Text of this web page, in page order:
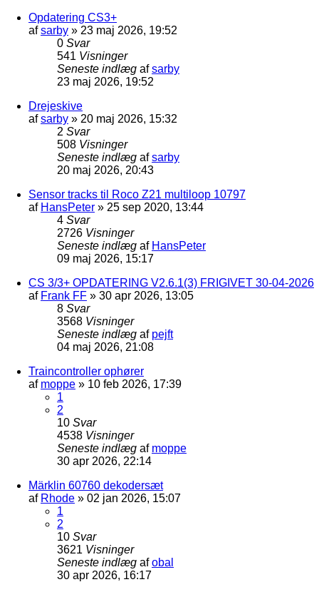
Opdatering CS3+
afsarby » 23 maj 2026, 19:52
0 Svar
541 Visninger
Seneste indlæg afsarby
23 maj 2026, 19:52
Drejeskive
afsarby » 20 maj 2026, 15:32
2 Svar
508 Visninger
Seneste indlæg afsarby
20 maj 2026, 20:43
Sensor tracks til Roco Z21 multiloop 10797
af HansPeter » 25 sep 2020, 13:44
4 Svar
2726 Visninger
Seneste indlæg af HansPeter
09 maj 2026, 15:17
CS 3/3+ OPDATERING V2.6.1(3) FRIGIVET 30-04-2026
af Frank FF » 30 apr 2026, 13:05
8 Svar
3568 Visninger
Seneste indlæg af pejft
04 maj 2026, 21:08
Traincontroller ophører
af moppe » 10 feb 2026, 17:39
1
2
10 Svar
4538 Visninger
Seneste indlæg af moppe
30 apr 2026, 22:14
Märklin 60760 dekodersæt
af Rhode » 02 jan 2026, 15:07
1
2
10 Svar
3621 Visninger
Seneste indlæg afobal
30 apr 2026, 16:17